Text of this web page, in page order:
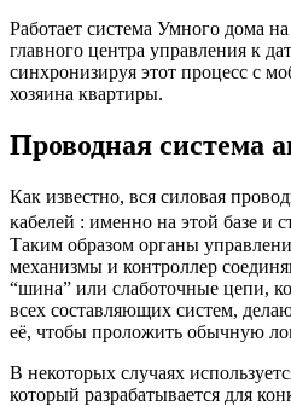
Работает система Умного дома
главного центра управления к
синхронизируя этот процесс с
хозяина квартиры.
Проводная система
Как известно, вся силовая
кабелей : именно на этой базе и
Таким образом органы
механизмы и контроллер
“шина” или слаботочные цепи,
всех составляющих систем,
её, чтобы проложить обычную
В некоторых случаях
который разрабатывается для